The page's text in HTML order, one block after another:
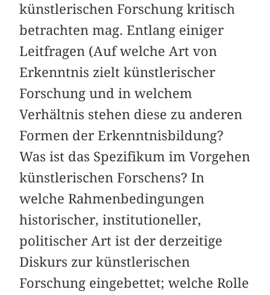
künstlerischen Forschung kritisch
betrachten mag. Entlang einiger
Leitfragen (Auf welche Art von
Erkenntnis zielt künstlerischer
Forschung und in welchem
Verhältnis stehen diese zu anderen
Formen der Erkenntnisbildung?
Was ist das Spezifikum im Vorgehen
künstlerischen Forschens? In
welche Rahmenbedingungen
historischer, institutioneller,
politischer Art ist der derzeitige
Diskurs zur künstlerischen
Forschung eingebettet; welche Rolle